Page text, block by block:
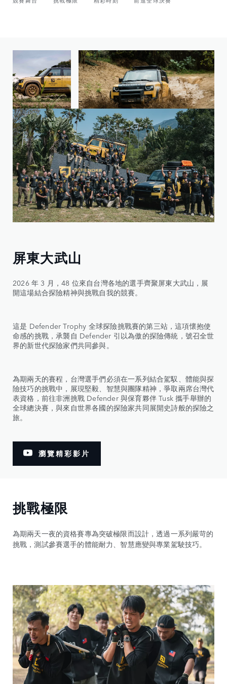
屏東大武山
2026 年 3 月，48 位來自台灣各地的選手齊聚屏東大武山，展
開這場結合探險精神與挑戰自我的競賽。
這是 Defender Trophy 全球探險挑戰賽的第三站，這項懷抱使
命感的挑戰，承襲自 Defender 引以為傲的探險傳統，號召全世
界的新世代探險家們共同參與。
為期兩天的賽程，台灣選手們必須在一系列結合駕馭、體能與探
險技巧的挑戰中，展現堅毅、智慧與團隊精神，爭取兩席台灣代
表資格，前往非洲挑戰 Defender 與保育夥伴 Tusk 攜手舉辦的
全球總決賽，與來自世界各國的探險家共同展開史詩般的探險之
旅。
瀏覽精彩影片
挑戰極限
為期兩天一夜的資格賽專為突破極限而設計，透過一系列嚴苛的
挑戰，測試參賽選手的體能耐力、智慧應變與專業駕駛技巧。